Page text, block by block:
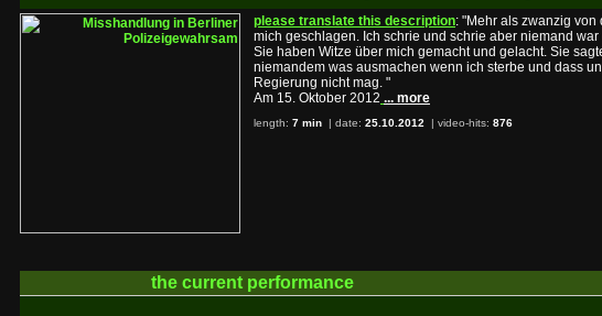
please translate this description: "Mehr als zwanzig von
mich geschlagen. Ich schrie und schrie aber niemand
Sie haben Witze über mich gemacht und gelacht. Sie
niemandem was ausmachen wenn ich sterbe und dass
Regierung nicht mag. "
Am 15. Oktober 2012 ... more
length: 7 min | date: 25.10.2012 | video-hits: 876
the current performance